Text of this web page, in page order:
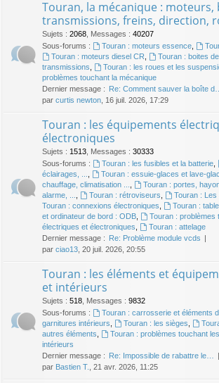
Touran, la mécanique : moteurs,
transmissions, freins, direction,
Sujets : 2068 Messages : 40207
Sous-forums :
Touran : moteurs essence,
Touran : moteurs diesel CR
Touran : boites
transmissions
Touran : les roues et les
problèmes touchant la mécanique
Dernier message :
Re: Comment sauver la boîte d…
par curtis newton , 16 juil. 2026, 17:29
Touran : les équipements
électroniques
Sujets : 1513 Messages : 30333
Sous-forums :
Touran : les fusibles et la batterie,
éclairages, ...
Touran : essuie-glaces et lave-
chauffage, climatisation ...
Touran : portes,
alarme, ...
Touran : rétroviseurs Touran : Les
Touran : connexions électroniques
Touran :
et ordinateur de bord : ODB
Touran : problèmes
électriques et électroniques
Touran : attelage
Dernier message :
Re: Problème module vcds
par ciao13 , 20 juil. 2026, 20:55
Touran : les éléments et
et intérieurs
Sujets : 518 Messages : 9832
Sous-forums :
Touran : carrosserie et éléments
garnitures intérieurs
Touran : les sièges
autres éléments
Touran : problèmes touchant
intérieurs
Dernier message :
Re: Impossible de rabattre le…
par Bastien T. , 21 avr. 2026, 11:25